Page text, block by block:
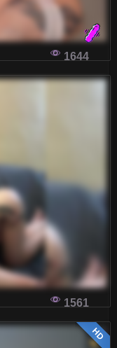
się zarówno
tej
z
różne
W tym
rynkowi
jakie
DO
1644
1561
HD